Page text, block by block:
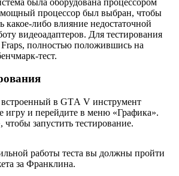
процессор был выбран, чтобы
какое-либо влияние недостаточной
видеоадаптеров. Для тестирования
полностью положившись на
тест.
встроенный в GTА V инструмент
игру и перейдите в меню «Графика».
запустить тестирование.
работы теста вы должны пройти
за Франклина.